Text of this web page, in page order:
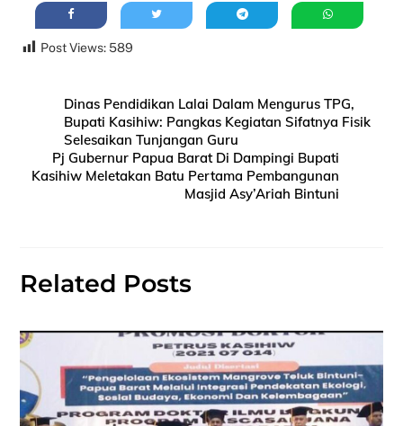
Post Views: 589
Dinas Pendidikan Lalai Dalam Mengurus TPG,
Bupati Kasihiw: Pangkas Kegiatan Sifatnya Fisik
Selesaikan Tunjangan Guru
Pj Gubernur Papua Barat Di Dampingi Bupati
Kasihiw Meletakan Batu Pertama Pembangunan
Masjid Asy’Ariah Bintuni
Related Posts